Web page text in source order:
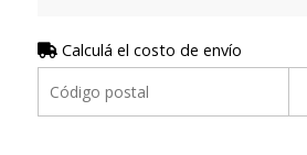
Calculá el costo de envío